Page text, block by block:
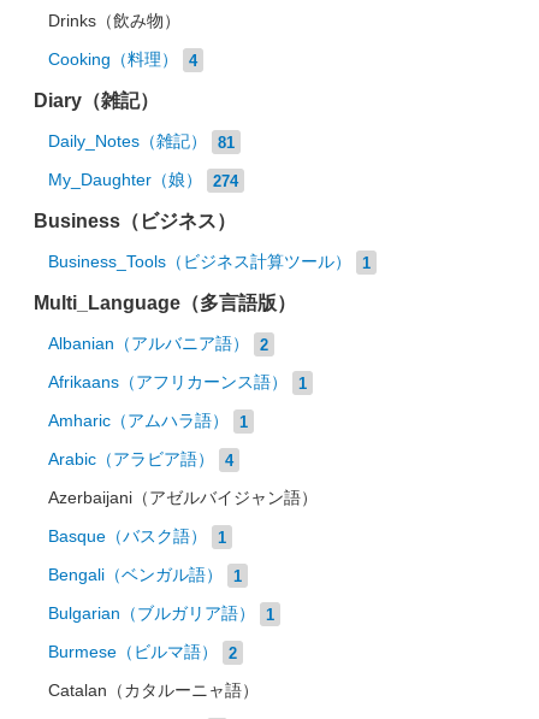
Drinks（飲み物）
Cooking（料理） 4
Diary（雑記）
Daily_Notes（雑記） 81
My_Daughter（娘） 274
Business（ビジネス）
Business_Tools（ビジネス計算ツール） 1
Multi_Language（多言語版）
Albanian（アルバニア語） 2
Afrikaans（アフリカーンス語） 1
Amharic（アムハラ語） 1
Arabic（アラビア語） 4
Azerbaijani（アゼルバイジャン語）
Basque（バスク語） 1
Bengali（ベンガル語） 1
Bulgarian（ブルガリア語） 1
Burmese（ビルマ語） 2
Catalan（カタルーニャ語）